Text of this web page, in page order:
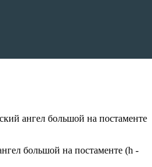
ангел большой на постаменте
большой на постаменте (h -